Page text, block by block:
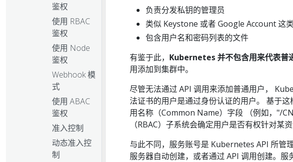
鉴权
使用 RBAC
鉴权
使用 Node
鉴权
Webhook 模
式
使用 ABAC
鉴权
准入控制
动态准入控
制
负责分发私钥的管理员
类似 Keystone 或者 Google Account 这
包含用户名和密码列表的文件
有鉴于此， Kubernetes 并不包含用来代表普
用添加到集群中。
尽管无法通过 API 调用来添加普通用户，
法证书的用户是通过身份认证的用户。 基于
用名称（Common Name）字段 （例如，"/
（RBAC）子系统会确定用户是否有权针对某
与此不同，服务账号是 Kubernetes API 所管
服务器自动创建，或者通过 API 调用创建。